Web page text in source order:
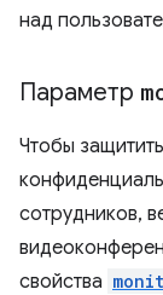
над
Параметр
Чтобы
сотрудников,
свойства